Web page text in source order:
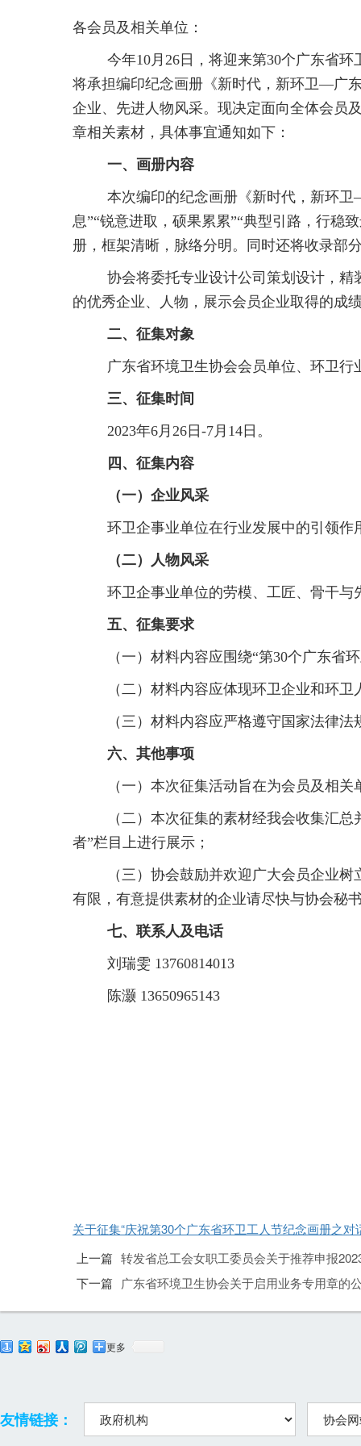
各会员及相关单位：
今年10月26日，将迎来第30个广东省
将承担编印纪念画册《新时代，新环卫—广
企业、先进人物风采。现决定面向全体会员
章相关素材，具体事宜通知如下：
一、画册内容
本次编印的纪念画册《新时代，新环
息”“锐意进取，硕果累累”“典型引路，行稳
册，框架清晰，脉络分明。同时还将收录部
协会将委托专业设计公司策划设计，
的优秀企业、人物，展示会员企业取得的成
二、征集对象
广东省环境卫生协会会员单位、环卫行
三、征集时间
2023年6月26日-7月14日。
四、征集内容
（一）企业风采
环卫企事业单位在行业发展中的引领作
（二）人物风采
环卫企事业单位的劳模、工匠、骨干与
五、征集要求
（一）材料内容应围绕“第30个广东省
（二）材料内容应体现环卫企业和环
（三）材料内容应严格遵守国家法律
六、其他事项
（一）本次征集活动旨在为会员及相
（二）本次征集的素材经我会收集汇
者”栏目上进行展示；
（三）协会鼓励并欢迎广大会员企业
有限，有意提供素材的企业请尽快与协会秘
七、联系人及电话
刘瑞雯 13760814013
陈灏 13650965143
关于征集“庆祝第30个广东省环卫工人节纪念画册之
上一篇 转发省总工会女职工委员会关于推荐申报
下一篇
广东省环境卫生协会关于启用业务专用章的
更多
友情链接：